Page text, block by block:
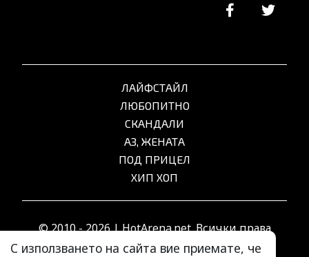
С използването на сайта вие приемате, че
ЛАЙФСТАЙЛ
ЛЮБОПИТНО
СКАНДАЛИ
АЗ, ЖЕНАТА
ПОД ПРИЦЕЛ
ХИП ХОП
© 2010 - 2026 | HotArena.net. Всички права
запазени.